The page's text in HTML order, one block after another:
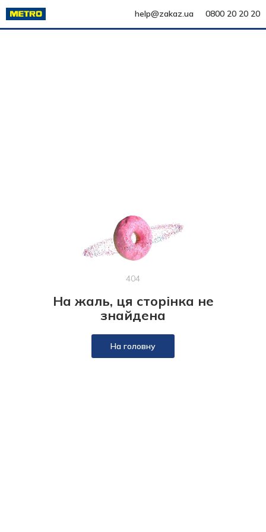
help@zakaz.ua 0800 20 20 20
404
На жаль, ця сторінка не
знайдена
На головну